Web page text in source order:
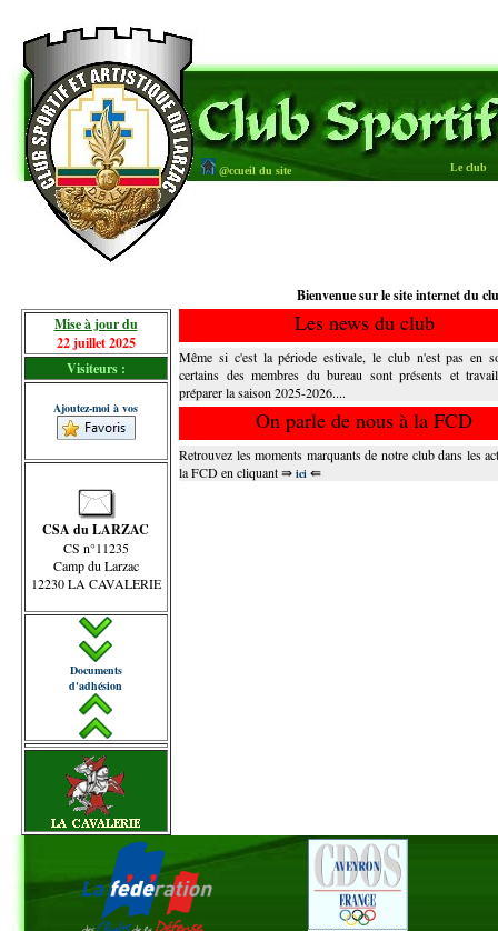
@ccueil du site Le club
Bienvenue sur le site internet du
Mise à jour du
22 juillet 2025
Visiteurs :
Ajoutez-moi à vos
CSA du LARZAC
CS n°11235
Camp du Larzac
12230 LA CAVALERIE
Documents
d'adhésion
Les news du club
Même si c'est la période estivale, le club n'est pas en
certains des membres du bureau sont présents et
préparer la saison 2025-2026....
On parle de nous à la FCD
Retrouvez les moments marquants de notre club dans les
la FCD en cliquant ⇛ ici ⇚